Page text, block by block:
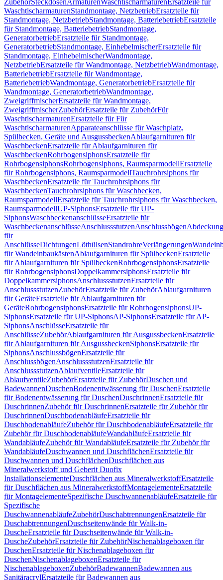
ZubehörSteckdosenArmaturenWaschtischarmaturen Ersatzteile für
WaschtischarmaturenStandmontage, NetzbetriebErsatzteile für
Standmontage, NetzbetriebStandmontage, BatteriebetriebErsatzteile
für Standmontage, BatteriebetriebStandmontage,
GeneratorbetriebErsatzteile für Standmontage,
GeneratorbetriebStandmontage, EinhebelmischerErsatzteile für
Standmontage, EinhebelmischerWandmontage,
NetzbetriebErsatzteile für Wandmontage, NetzbetriebWandmontage,
BatteriebetriebErsatzteile für Wandmontage,
BatteriebetriebWandmontage, GeneratorbetriebErsatzteile für
Wandmontage, GeneratorbetriebWandmontage,
ZweigriffmischerErsatzteile für Wandmontage,
ZweigriffmischerZubehörErsatzteile für ZubehörFür
WaschtischarmaturenErsatzteile für Für
WaschtischarmaturenApparateanschlüsse für Waschplatz,
Spülbecken, Geräte und AusgussbeckenAblaufgarnituren für
WaschbeckenErsatzteile für Ablaufgarnituren für
WaschbeckenRohrbogensiphonsErsatzteile für
RohrbogensiphonsRohrbogensiphons, RaumsparmodellErsatzteile
für Rohrbogensiphons, RaumsparmodellTauchrohrsiphons für
WaschbeckenErsatzteile für Tauchrohrsiphons für
WaschbeckenTauchrohrsiphons für Waschbecken,
RaumsparmodellErsatzteile für Tauchrohrsiphons für Waschbecken,
RaumsparmodellUP-SiphonsErsatzteile für UP-
SiphonsWaschbeckenanschlüsseErsatzteile für
WaschbeckenanschlüsseAnschlussstutzenAnschlussbögen
für
AnschlüsseDichtungenLöthülsenStandrohreVerlängerungen
für WandeinbaukästenAblaufgarnituren für SpülbeckenErsatzteile
für Ablaufgarnituren für SpülbeckenRohrbogensiphonsErsatzteile
für RohrbogensiphonsDoppelkammersiphonsErsatzteile für
DoppelkammersiphonsAnschlussstutzenErsatzteile für
AnschlussstutzenZubehörErsatzteile für ZubehörAblaufgarnituren
für GeräteErsatzteile für Ablaufgarnituren für
GeräteRohrbogensiphonsErsatzteile für RohrbogensiphonsUP-
SiphonsErsatzteile für UP-SiphonsAP-SiphonsErsatzteile für AP-
SiphonsAnschlüsseErsatzteile für
AnschlüsseZubehörAblaufgarnituren für AusgussbeckenErsatzteile
für Ablaufgarnituren für AusgussbeckenSiphonsErsatzteile für
SiphonsAnschlussbögenErsatzteile für
AnschlussbögenAnschlussstutzenErsatzteile für
AnschlussstutzenAblaufventileErsatzteile für
AblaufventileZubehörErsatzteile für ZubehörDuschen und
BadewannenDuschenBodenentwässerung für DuschenErsatzteile
für Bodenentwässerung für DuschenDuschrinnenErsatzteile für
DuschrinnenZubehör für DuschrinnenErsatzteile für Zubehör für
DuschrinnenDuschbodenabläufeErsatzteile für
DuschbodenabläufeZubehör für DuschbodenabläufeErsatzteile für
Zubehör für DuschbodenabläufeWandabläufeErsatzteile für
WandabläufeZubehör für WandabläufeErsatzteile für Zubehör für
WandabläufeDuschwannen und DuschflächenErsatzteile für
Duschwannen und DuschflächenDuschflächen aus
Mineralwerkstoff und Geberit Duofix
InstallationselementeDuschflächen aus MineralwerkstoffErsatzteile
für Duschflächen aus MineralwerkstoffMontagelementeErsatzteile
für MontagelementeSpezifische DuschwannenabläufeErsatzteile für
Spezifische
DuschwannenabläufeZubehörDuschabtrennungenErsatzteile für
DuschabtrennungenDuschseitenwände für Walk-in-
DuscheErsatzteile für Duschseitenwände für Walk-in-
DuscheZubehörErsatzteile für ZubehörNischenablageboxen für
DuschenErsatzteile für Nischenablageboxen für
DuschenNischenablageboxenErsatzteile für
NischenablageboxenZubehörBadewannenBadewannen aus
SanitäracrylErsatzteile für Badewannen aus